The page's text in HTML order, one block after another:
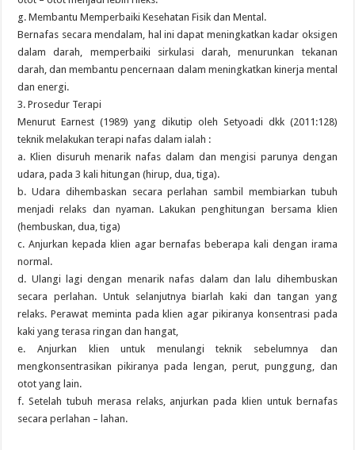
g. Membantu Memperbaiki Kesehatan Fisik dan Mental.
Bernafas secara mendalam, hal ini dapat meningkatkan kadar oksigen
dalam darah, memperbaiki sirkulasi darah, menurunkan tekanan
darah, dan membantu pencernaan dalam meningkatkan kinerja mental
dan energi.
3. Prosedur Terapi
Menurut Earnest (1989) yang dikutip oleh Setyoadi dkk (2011:128)
teknik melakukan terapi nafas dalam ialah :
a. Klien disuruh menarik nafas dalam dan mengisi parunya dengan
udara, pada 3 kali hitungan (hirup, dua, tiga).
b. Udara dihembaskan secara perlahan sambil membiarkan tubuh
menjadi relaks dan nyaman. Lakukan penghitungan bersama klien
(hembuskan, dua, tiga)
c. Anjurkan kepada klien agar bernafas beberapa kali dengan irama
normal.
d. Ulangi lagi dengan menarik nafas dalam dan lalu dihembuskan
secara perlahan. Untuk selanjutnya biarlah kaki dan tangan yang
relaks. Perawat meminta pada klien agar pikiranya konsentrasi pada
kaki yang terasa ringan dan hangat,
e. Anjurkan klien untuk menulangi teknik sebelumnya dan
mengkonsentrasikan pikiranya pada lengan, perut, punggung, dan
otot yang lain.
f. Setelah tubuh merasa relaks, anjurkan pada klien untuk bernafas
secara perlahan – lahan.